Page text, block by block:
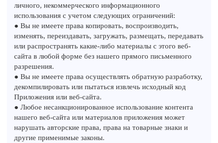
личного, некоммерческого информационного
использования с учетом следующих ограничений:
● Вы не имеете права копировать, воспроизводить,
изменять, переиздавать, загружать, размещать, передавать
или распространять какие-либо материалы с этого веб-
сайта в любой форме без нашего прямого письменного
разрешения.
● Вы не имеете права осуществлять обратную разработку,
декомпилировать или пытаться извлечь исходный код
Приложения или веб-сайта.
● Любое несанкционированное использование контента
нашего веб-сайта или материалов приложения может
нарушать авторские права, права на товарные знаки и
другие применимые законы.